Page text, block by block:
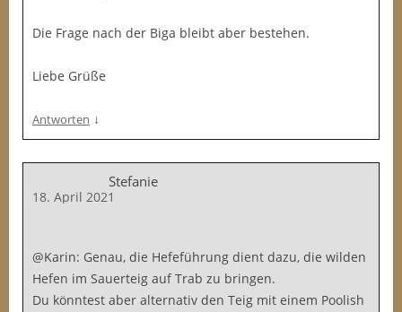
Die Frage nach der Biga bleibt aber bestehen.
Liebe Grüße
Antworten ↓
Stefanie
18. April 2021
@Karin: Genau, die Hefeführung dient dazu, die wilden
Hefen im Sauerteig auf Trab zu bringen.
Du könntest aber alternativ den Teig mit einem Poolish